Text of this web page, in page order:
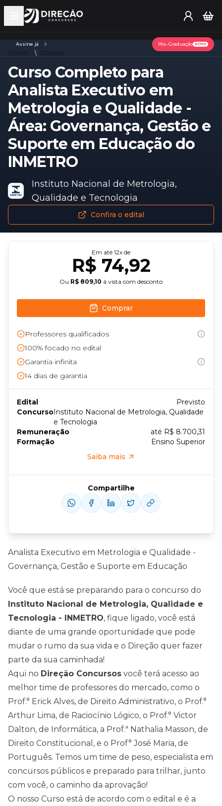
Open main menu
Assine já Pós-Graduação NOVO
Curso Completo para
Analista Executivo em
Metrologia e Qualidade -
Área: Governança, Gestão e
Suporte em Educação do
INMETRO
Instituto Nacional de Metrologia,
Qualidade e Tecnologia
Confira o edital
Analista Executivo em Metrologia e Qualidade -
Governança, Gestão e Suporte em Educação
Você que está se preparando para o concurso do
Instituto Nacional de Metrologia, Qualidade e
Tecnologia - INMETRO, fique ligado, você está
diante de uma grande oportunidade que pode
mudar o rumo da sua vida e o Direção quer fazer
parte da sua caminhada!
Aqui no Direção Concursos você terá acesso ao
melhor time de professores do mercado, como o
Prof.° Erick Alves, de Direito Administrativo, o Prof.°
Arthur Lima, de Raciocínio Lógico, o Prof.° Victor
Dalton, de Informática, a Prof.ª Nathalia Masson, de
Direito Constitucional, e o Prof° José Maria, de
Português. Temos um time de peso, especialista em
concursos públicos e preparado para trilhar, junto
com você, o caminho da aprovação!
O nosso Curso está de acordo com o edital e é a
Em até 12x de
R$ 74,92
Ou R$ 809,10 à vista com desconto
Comprar
Professores qualificados
100% focado no edital
Garantia infinita
14 dias de garantia
Edital
Previsto
ConcursoInstituto Nacional de Metrologia, Qualidade
e Tecnologia
Remuneração
até R$ 8.700,31
Formação
Ensino Superior
Saiba mais
Compartilhe